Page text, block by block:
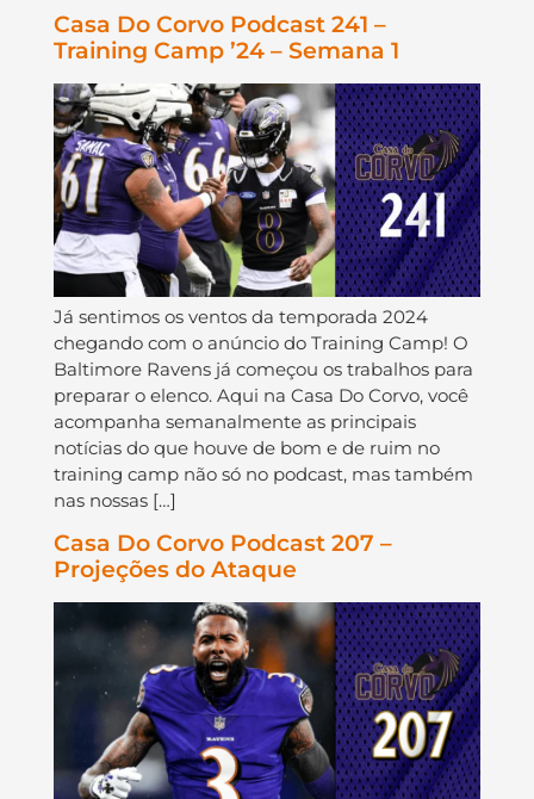
Casa Do Corvo Podcast 241 –
Training Camp ’24 – Semana 1
Já sentimos os ventos da temporada 2024
chegando com o anúncio do Training Camp! O
Baltimore Ravens já começou os trabalhos para
preparar o elenco. Aqui na Casa Do Corvo, você
acompanha semanalmente as principais
notícias do que houve de bom e de ruim no
training camp não só no podcast, mas também
nas nossas […]
Casa Do Corvo Podcast 207 –
Projeções do Ataque